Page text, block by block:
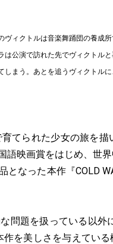
ィクトルは音楽舞踊団の養成
公演で訪れた先でヴィクトル
まう。あとを追うヴィクトル
てられた少女の旅を描
映画賞をはじめ、世界
なった本作『COLD
題を扱っている以外
を美しさを与えてい